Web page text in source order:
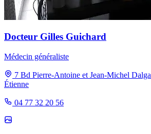
Docteur Gilles Guichard
Médecin généraliste
7 Bd Pierre-Antoine et Jean-Michel
Étienne
04 77 32 20 56